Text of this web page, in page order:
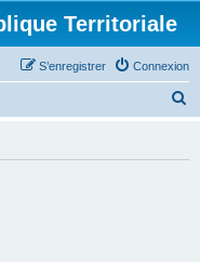
Territoriale
Connexion
S’enregistrer